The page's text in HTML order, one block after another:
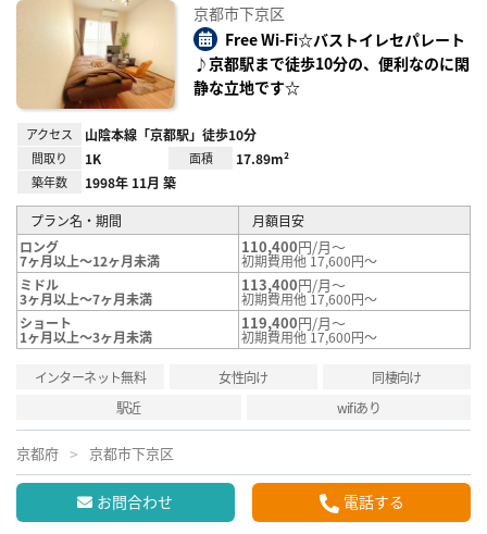
り登
京都市下京区
Free Wi-Fi☆バストイレセパレート
♪京都駅まで徒歩10分の、便利なのに閑
静な立地です☆
アクセス 山陰本線「京都駅」徒歩10分
間取り 1K 面積 17.89m²
築年数 1998年 11月 築
プラン名・期間
月額目安
ロング
7ヶ月以上～12ヶ月未満
110,400円/月～
初期費用他 17,600円～
ミドル
3ヶ月以上～7ヶ月未満
113,400円/月～
初期費用他 17,600円～
ショート
1ヶ月以上～3ヶ月未満
119,400円/月～
初期費用他 17,600円～
インターネット無料 女性向け
同棲向け
駅近
wifiあり
京都府 京都市下京区
お問合わせ 電話する